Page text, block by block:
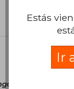
07 de Marzo,
Estás
Ir